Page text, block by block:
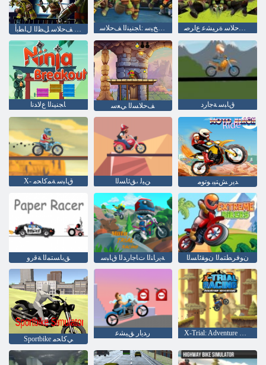
ﻱﺭﺎﺠﻤﻟﺍ ﻲﻓ ﺦﻴﺳ :ﺎﺠﻨﻴﻨﻟﺍ ﻒﺣﻼ ﺳ ﺎﺠﻨﻴﻨﻟﺍ ﻒﺣﻼ ﺳ ﺓﺮﻴﺸﻋ ﻉﺍﺮﺻ
ﺎﺠﻨﻴﻨﻟﺍ ﻉﻻ ﺪﻧﺍ ﻒﺣﻼ ﺴﻟﺍ ﻲﻌﺳ ﻕﺎﺒﺳ ﺔﺟﺍﺭﺩ
X- ﻕﺎﺒﺳ ﺔﻤﻛﺎﺤﻣ ﻦﻴﻟ ،ﻖﺋﺎﺴﻟﺍ ﺪﻳﺭ ﺶﺘﻴﺑ ﻮﺗﻮﻣ
ﻖﺑﺎﺴﺘﻤﻟﺍ ﺔﻗﺭﻭ ﺔﻳﺭﺎﻨﻟﺍ ﺕﺎﺟﺍﺭﺪﻟﺍ ﻕﺎﺒﺳ ﻥﻮﻓﺮﻄﺘﻤﻟﺍ ﻥﻮﻘﺋﺎﺴﻟﺍ
Sportbike ﻲﻛﺎﺤﻣ
ﺭﺪﻳﺍﺭ ﻖﻴﺸﻋ X-Trial: Adventure Mountain ﻕﺎﺒﺳ